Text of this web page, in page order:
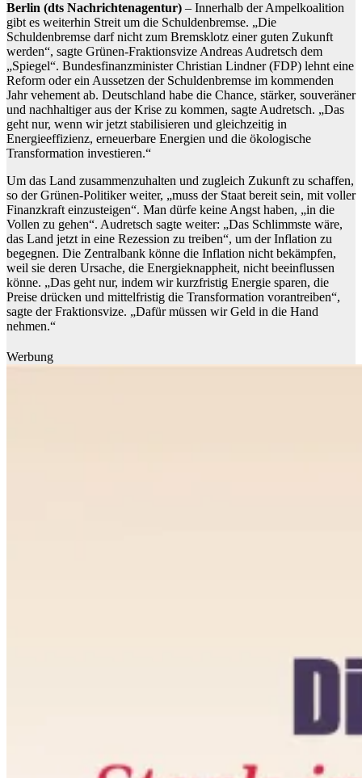
Berlin (dts Nachrichtenagentur) – Innerhalb der Ampelkoalition
gibt es weiterhin Streit um die Schuldenbremse. „Die
Schuldenbremse darf nicht zum Bremsklotz einer guten Zukunft
werden“, sagte Grünen-Fraktionsvize Andreas Audretsch dem
„Spiegel“. Bundesfinanzminister Christian Lindner (FDP) lehnt eine
Reform oder ein Aussetzen der Schuldenbremse im kommenden
Jahr vehement ab. Deutschland habe die Chance, stärker, souveräner
und nachhaltiger aus der Krise zu kommen, sagte Audretsch. „Das
geht nur, wenn wir jetzt stabilisieren und gleichzeitig in
Energieeffizienz, erneuerbare Energien und die ökologische
Transformation investieren.“
Um das Land zusammenzuhalten und zugleich Zukunft zu schaffen,
so der Grünen-Politiker weiter, „muss der Staat bereit sein, mit voller
Finanzkraft einzusteigen“. Man dürfe keine Angst haben, „in die
Vollen zu gehen“. Audretsch sagte weiter: „Das Schlimmste wäre,
das Land jetzt in eine Rezession zu treiben“, um der Inflation zu
begegnen. Die Zentralbank könne die Inflation nicht bekämpfen,
weil sie deren Ursache, die Energieknappheit, nicht beeinflussen
könne. „Das geht nur, indem wir kurzfristig Energie sparen, die
Preise drücken und mittelfristig die Transformation vorantreiben“,
sagte der Fraktionsvize. „Dafür müssen wir Geld in die Hand
nehmen.“
Werbung